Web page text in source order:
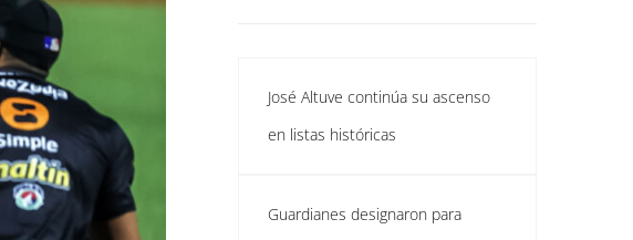
José Altuve continúa su ascenso
en listas históricas
Guardianes designaron para